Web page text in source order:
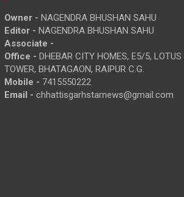
Owner - NAGENDRA BHUSHAN SAHU
Editor - NAGENDRA BHUSHAN SAHU
Associate -
Office - DHEBAR CITY HOMES, E5/5, LOTUS
TOWER, BHATAGAON, RAIPUR C.G.
Mobile - 7415550222
Email - chhattisgarhstarnews@gmail.com